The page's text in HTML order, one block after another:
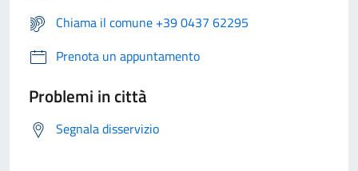
Chiama il comune +39 0437 62295
Prenota un appuntamento
Problemi in città
Segnala disservizio